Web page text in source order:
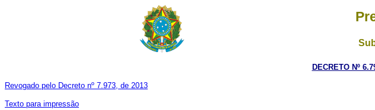
DECRETO Nº
Revogado pelo Decreto nº 7.973, de 2013
Texto para impressão